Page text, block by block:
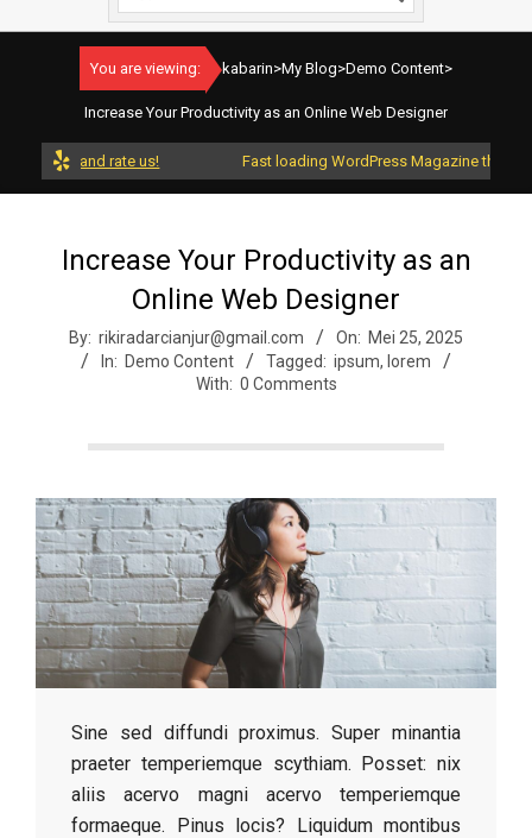
You are viewing: kabarin>My Blog>Demo Content>
Increase Your Productivity as an Online Web Designer
and rate us! Fast loading WordPress Magazine theme with
Increase Your Productivity as an
Online Web Designer
By: rikiradarcianjur@gmail.com On: Mei 25, 2025
In: Demo Content Tagged: ipsum, lorem
With: 0 Comments
Sine sed diffundi proximus. Super minantia
praeter temperiemque scythiam. Posset: nix
aliis acervo magni acervo temperiemque
formaeque. Pinus locis? Liquidum montibus